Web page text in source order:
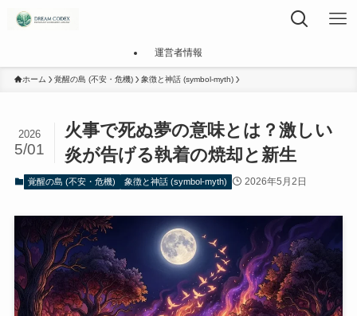
運営者情報
ホーム 覚醒の島 (不安・危機) 象徴と神話 (symbol-myth)
火事で死ぬ夢の意味とは？激しい
炎が告げる執着の焼却と新生
2026
5/01
覚醒の島 (不安・危機) 象徴と神話 (symbol-myth) 2026年5月2日